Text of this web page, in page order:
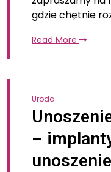
gdzie chętnie
Read More
Uroda
–